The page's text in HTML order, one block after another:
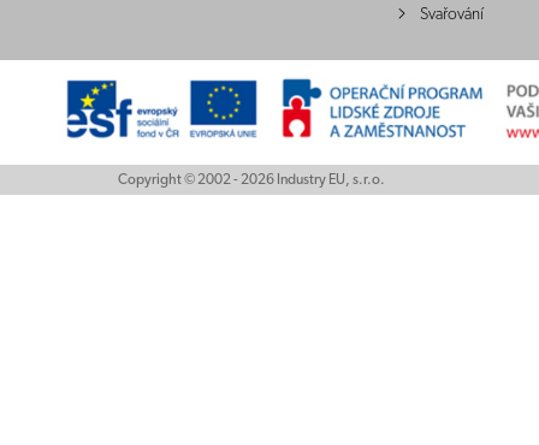
Svařování
Copyright © 2002 - 2026 Industry EU, s.r.o.